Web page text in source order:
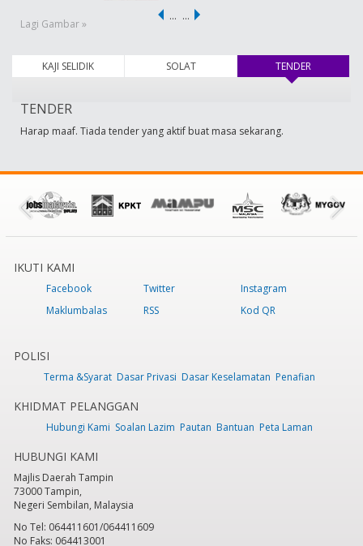
Lagi Gambar »
… …
KAJI SELIDIK SOLAT TENDER
TENDER
Harap maaf. Tiada tender yang aktif buat masa sekarang.
IKUTI KAMI
Facebook Twitter
Instagram
Maklumbalas
RSS Kod QR
POLISI
Terma &Syarat Dasar Privasi Dasar Keselamatan Penafian
KHIDMAT PELANGGAN
Hubungi Kami Soalan Lazim Pautan Bantuan Peta Laman
HUBUNGI KAMI
Majlis Daerah Tampin
73000 Tampin,
Negeri Sembilan, Malaysia
No Tel: 064411601/064411609
No Faks: 064413001